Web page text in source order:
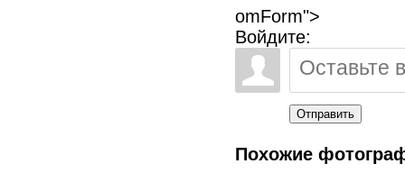
omForm">
Войдите:
Отправить
Похожие